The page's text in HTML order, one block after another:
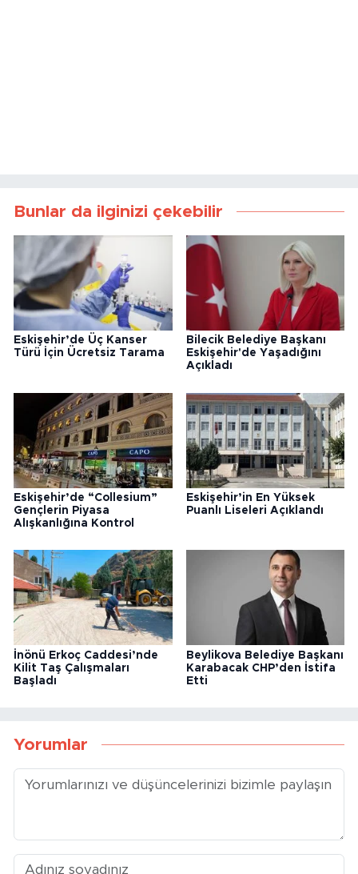
Bunlar da ilginizi çekebilir
Eskişehir’de Üç Kanser
Türü İçin Ücretsiz Tarama
Bilecik Belediye Başkanı
Eskişehir'de Yaşadığını
Açıkladı
Eskişehir’de “Collesium”
Gençlerin Piyasa
Alışkanlığına Kontrol
Eskişehir’in En Yüksek
Puanlı Liseleri Açıklandı
İnönü Erkoç Caddesi’nde
Kilit Taş Çalışmaları
Başladı
Beylikova Belediye Başkanı
Karabacak CHP’den İstifa
Etti
Yorumlar